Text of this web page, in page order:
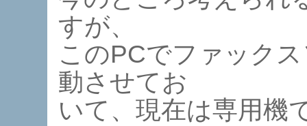
すが、
このPCでファック
動させてお
いて、現在は専用機